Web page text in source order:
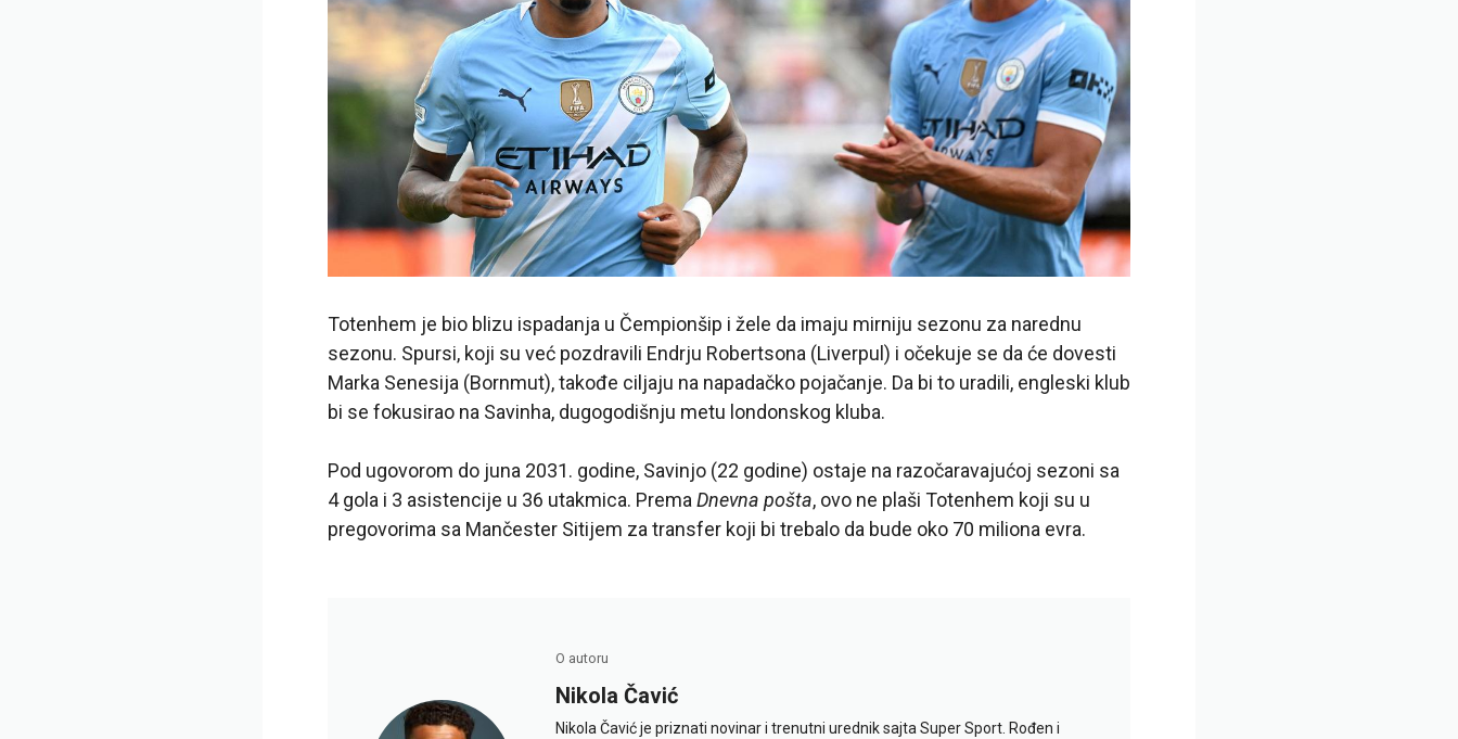
Totenhem je bio blizu ispadanja u Čempionšip i žele da imaju mirniju sezonu za narednu
sezonu. Spursi, koji su već pozdravili Endrju Robertsona (Liverpul) i očekuje se da će dovesti
Marka Senesija (Bornmut), takođe ciljaju na napadačko pojačanje. Da bi to uradili, engleski klub
bi se fokusirao na Savinha, dugogodišnju metu londonskog kluba.
Pod ugovorom do juna 2031. godine, Savinjo (22 godine) ostaje na razočaravajućoj sezoni sa
4 gola i 3 asistencije u 36 utakmica. Prema Dnevna pošta, ovo ne plaši Totenhem koji su u
pregovorima sa Mančester Sitijem za transfer koji bi trebalo da bude oko 70 miliona evra.
O autoru
Nikola Čavić
Nikola Čavić je priznati novinar i trenutni urednik sajta Super Sport. Rođen i